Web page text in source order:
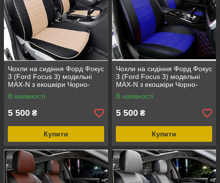
Чохли на сидіння Форд Фокус
3 (Ford Focus 3) модельні
MAX-N з екошкіри Чорно-
бежевий
В наявності
5 500 ₴
Купити
Чохли на сидіння Форд Фокус
3 (Ford Focus 3) модельні
MAX-N з екошкіри Чорно-
синій
В наявності
5 500 ₴
Купити